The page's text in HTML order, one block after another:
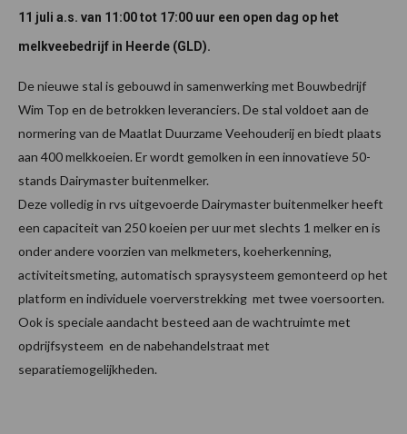
11 juli a.s. van 11:00 tot 17:00 uur een open dag op het
melkveebedrijf in Heerde (GLD).
De nieuwe stal is gebouwd in samenwerking met Bouwbedrijf
Wim Top en de betrokken leveranciers. De stal voldoet aan de
normering van de Maatlat Duurzame Veehouderij en biedt plaats
aan 400 melkkoeien. Er wordt gemolken in een innovatieve 50-
stands Dairymaster buitenmelker.
Deze volledig in rvs uitgevoerde Dairymaster buitenmelker heeft
een capaciteit van 250 koeien per uur met slechts 1 melker en is
onder andere voorzien van melkmeters, koeherkenning,
activiteitsmeting, automatisch spraysysteem gemonteerd op het
platform en individuele voerverstrekking met twee voersoorten.
Ook is speciale aandacht besteed aan de wachtruimte met
opdrijfsysteem en de nabehandelstraat met
separatiemogelijkheden.